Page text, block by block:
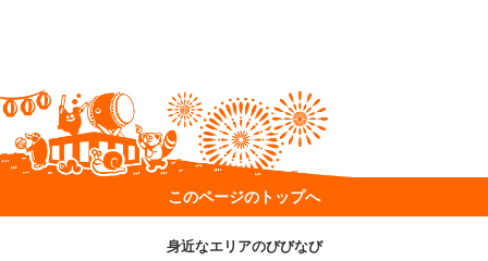
このページのトップへ
身近なエリアのびびなび